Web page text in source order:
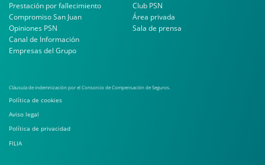
Prestación por fallecimiento
Compromiso San Juan
Opiniones PSN
Canal de Información
Empresas del Grupo
Club PSN
Área privada
Sala de prensa
Cláusula de indemnización por el Consorcio de Compensación de Seguros.
Política de cookies
Aviso legal
Política de privacidad
FILIA